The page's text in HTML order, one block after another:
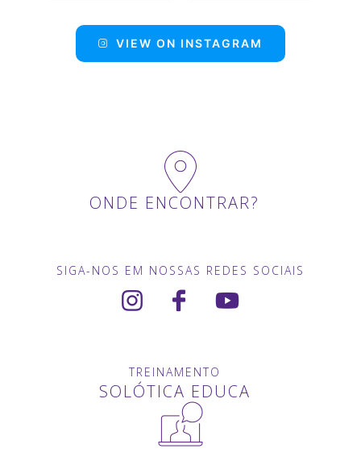
VIEW ON INSTAGRAM
ONDE ENCONTRAR?
SIGA-NOS EM NOSSAS REDES SOCIAIS
TREINAMENTO
SOLÓTICA EDUCA